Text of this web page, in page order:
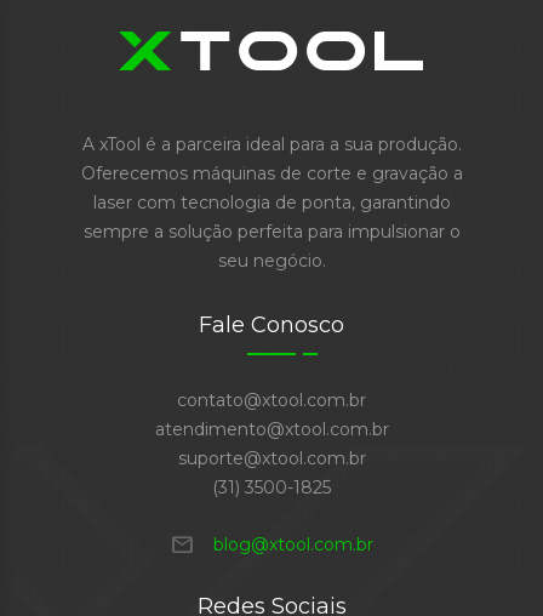
A xTool é a parceira ideal para a sua produção.
Oferecemos máquinas de corte e gravação a
laser com tecnologia de ponta, garantindo
sempre a solução perfeita para impulsionar o
seu negócio.
Fale Conosco
contato@xtool.com.br
atendimento@xtool.com.br
suporte@xtool.com.br
(31) 3500-1825
mail blog@xtool.com.br
Redes Sociais